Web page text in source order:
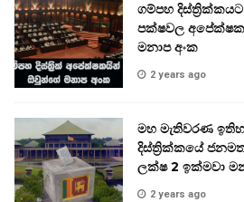
ගම්පහ
පක්ෂවල
මනාප අංක
2 years ago
මහ මැතිවරණ
දිස්ත්‍රික්කයේ
ලක්ෂ 2 ඉක්මවා
2 years ago